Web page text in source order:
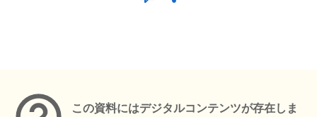
この資料にはデジタルコンテンツが存在しま